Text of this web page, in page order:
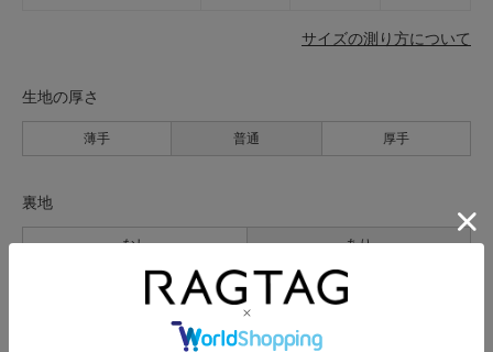
サイズの測り方について
生地の厚さ
薄手 普通 厚手
裏地
なし あり